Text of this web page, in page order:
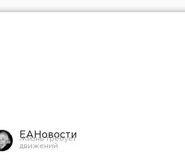
ЕАНовости